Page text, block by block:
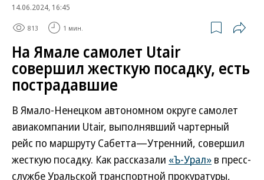
14.06.2024, 16:45
813 1 мин.
На Ямале самолет Utair
совершил жесткую посадку, есть
пострадавшие
В Ямало-Ненецком автономном округе самолет
авиакомпании Utair, выполнявший чартерный
рейс по маршруту Сабетта—Утренний, совершил
жесткую посадку. Как рассказали «Ъ-Урал» в пресс-
службе Уральской транспортной прокуратуры,